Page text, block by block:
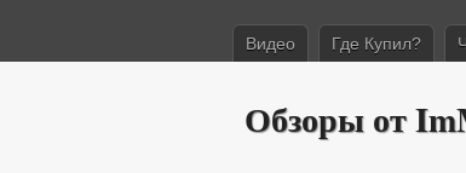
Видео Где Купил?
Обзоры от